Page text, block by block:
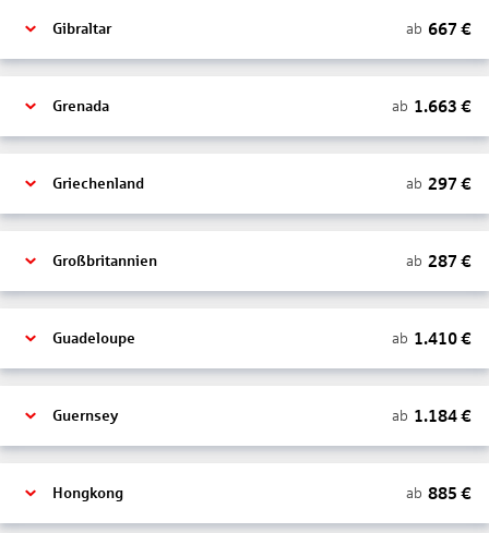
Gibraltar ab 667 €
Grenada ab 1.663 €
Griechenland ab 297 €
Großbritannien ab 287 €
Guadeloupe ab 1.410€
Guernsey ab 1.184€
Hongkong ab 885 €